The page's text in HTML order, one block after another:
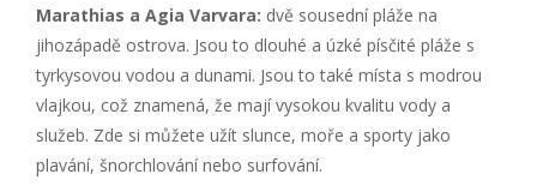
Marathias a Agia Varvara: dvě sousední pláže na
jihozápadě ostrova. Jsou to dlouhé a úzké písčité pláže s
tyrkysovou vodou a dunami. Jsou to také místa s modrou
vlajkou, což znamená, že mají vysokou kvalitu vody a
služeb. Zde si můžete užít slunce, moře a sporty jako
plavání, šnorchlování nebo surfování.